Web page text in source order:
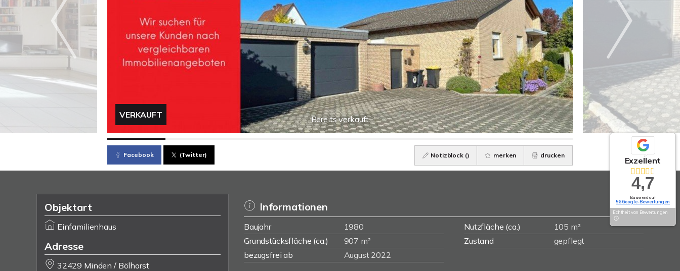
Bereits verkauft
VERKAUFT
Facebook (Twitter) Notizblock () merken drucken
Objektart
Einfamilienhaus
Adresse
32429 Minden / Bölhorst
Informationen
Baujahr 1980 Nutzfläche (ca.)
105 m²
Grundstücksfläche (ca.)
907 m² Zustand
gepflegt
bezugsfrei ab
August 2022
Exzellent
4,7
Basierend auf
56 Google-Bewertungen
Echtheit von Bewertungen